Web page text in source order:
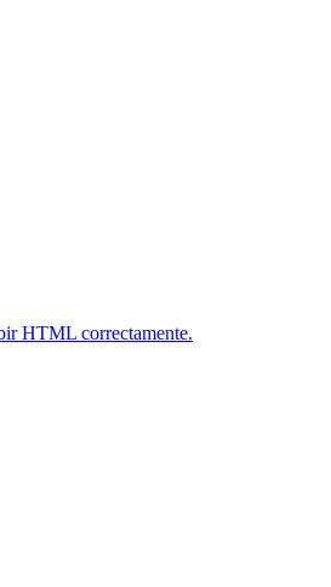
HTML correctamente.